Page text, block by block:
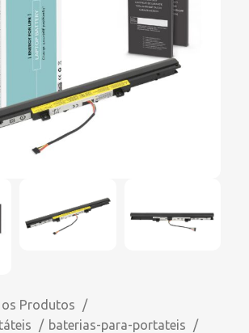
enlarge
Produtos
baterias-para-portateis